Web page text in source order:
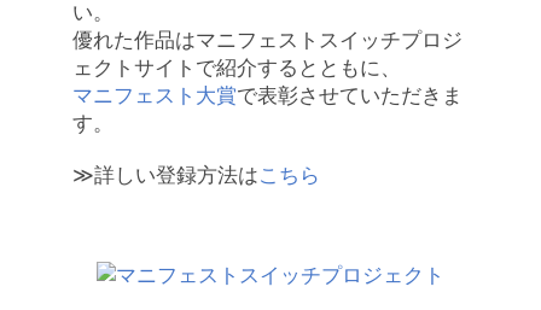
い。
優れた作品はマニフェストスイッチプロジ
ェクトサイトで紹介するとともに、
マニフェスト大賞で表彰させていただきま
す。
≫詳しい登録方法はこちら